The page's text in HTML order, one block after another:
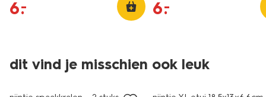
6.
– 6.
–
dit vind je misschien ook leuk
nieuw nieuw